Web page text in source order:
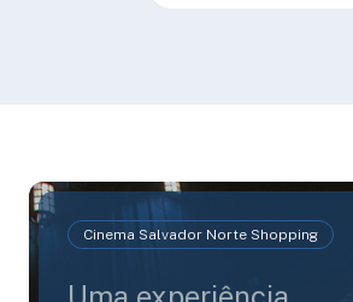
Cinema Salvador Norte Shopping